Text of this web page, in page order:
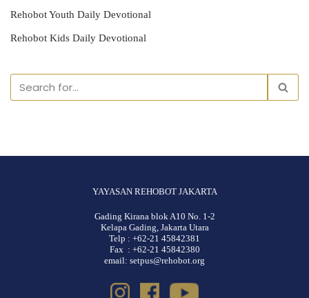
Rehobot Youth Daily Devotional
Rehobot Kids Daily Devotional
YAYASAN REHOBOT JAKARTA
Gading Kirana blok A10 No. 1-2
Kelapa Gading, Jakarta Utara
Telp : +62-21 45842381
Fax : +62-21 45842380
email: setpus@rehobot.org